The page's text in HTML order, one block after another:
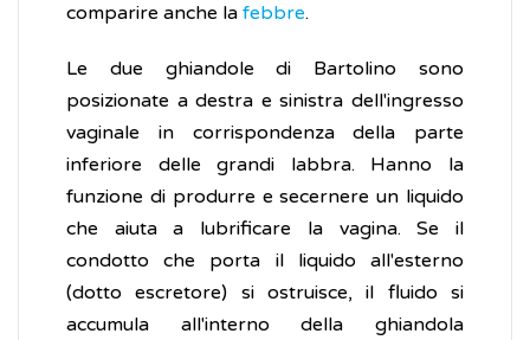
comparire anche la febbre.
Le due ghiandole di Bartolino sono
posizionate a destra e sinistra dell'ingresso
vaginale in corrispondenza della parte
inferiore delle grandi labbra. Hanno la
funzione di produrre e secernere un liquido
che aiuta a lubrificare la vagina. Se il
condotto che porta il liquido all'esterno
(dotto escretore) si ostruisce, il fluido si
accumula all'interno della ghiandola